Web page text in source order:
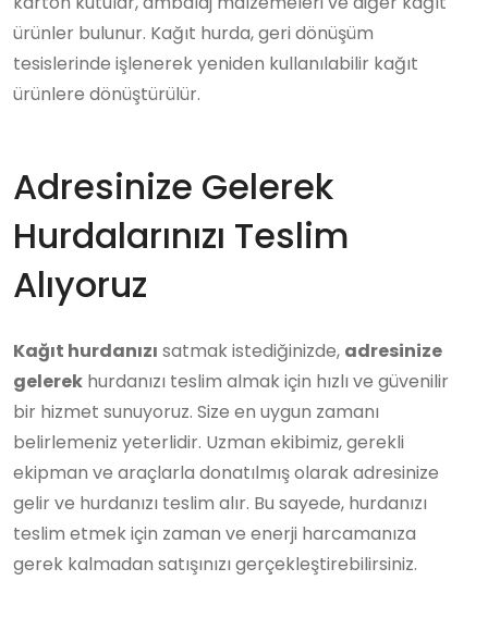
ürünler bulunur. Kağıt hurda, geri dönüşüm
tesislerinde işlenerek yeniden kullanılabilir kağıt
ürünlere dönüştürülür.
Adresinize Gelerek
Hurdalarınızı Teslim
Alıyoruz
Kağıt hurdanızı satmak istediğinizde, adresinize
gelerek hurdanızı teslim almak için hızlı ve güvenilir
bir hizmet sunuyoruz. Size en uygun zamanı
belirlemeniz yeterlidir. Uzman ekibimiz, gerekli
ekipman ve araçlarla donatılmış olarak adresinize
gelir ve hurdanızı teslim alır. Bu sayede, hurdanızı
teslim etmek için zaman ve enerji harcamanıza
gerek kalmadan satışınızı gerçekleştirebilirsiniz.